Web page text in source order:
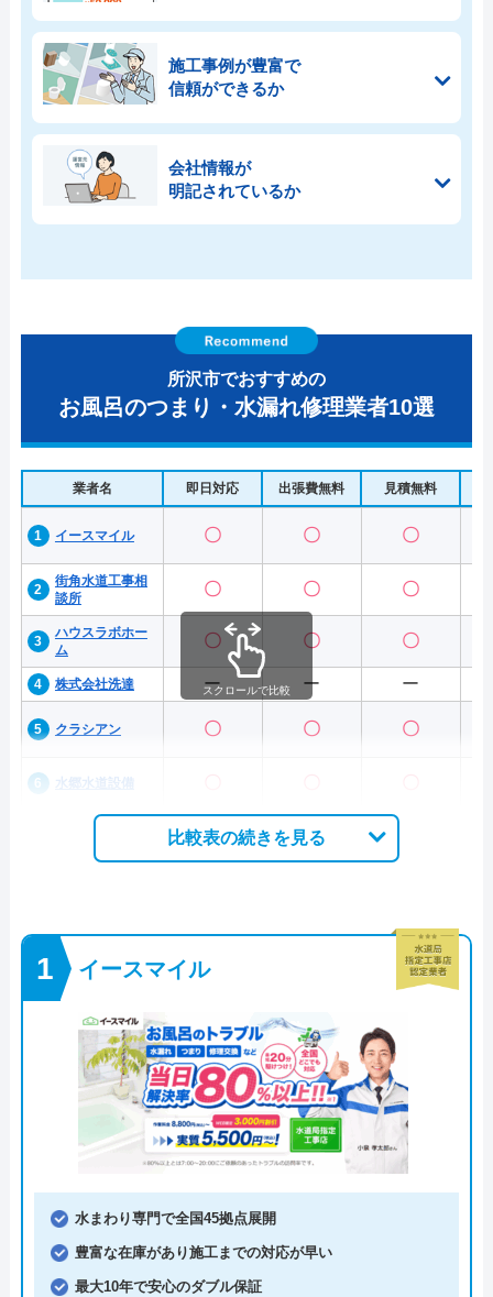
施工事例が豊富で
信頼ができるか
会社情報が
明記されているか
所沢市でおすすめの
お風呂のつまり・水漏れ修理業者10選
業者名 即日対応 出張費無料 見積無料
イースマイル 〇 〇 〇
街角水道工事相
談所
〇 〇 〇
ハウスラボホー
ム
〇 〇 〇
株式会社洗達 ー ー ー
クラシアン 〇 〇 〇
水郷水道設備
スクロールで比較
比較表の続きを見る
イースマイル
水まわり専門で全国45拠点展開
豊富な在庫があり施工までの対応が早い
最大10年で安心のダブル保証